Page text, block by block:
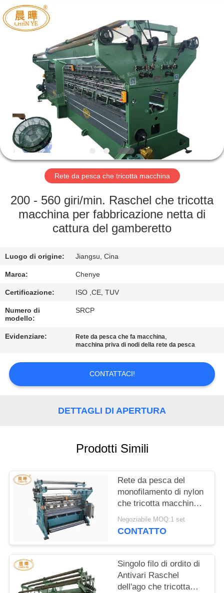
BENVENUTO
PRODOTTI
SU
DI
NOI
DELLA
FABBRICA
DI
QUALITÀ
CONTATTACI
RICHIEDA
CITAZIONE
INFORMATIVA
SULLA
PRIVACY
Warp
Knitting
Machinery
Co.,
Rete da pesca che tricotta macchina
200 - 560 giri/min. Raschel che tricotta
macchina per fabbricazione netta di
cattura del gamberetto
Luogo di origine: Jiangsu, Cina
Marca: Chenye
Certificazione: ISO ,CE, TUV
Numero di
modello:
SRCP
Evidenziare: Rete da pesca che fa macchina,
macchina priva di nodi della rete da pesca
CONTATTACI!
DETTAGLI DI APERTURA
Prodotti Simili
Rete da pesca del
monofilamento di nylon
che tricotta macchina,
macchina ad alta
velocità della rete di
Negoziabile MOQ:1 set
CONTATTO
Singolo filo di ordito di
Antivari Raschel
dell'ago che tricotta